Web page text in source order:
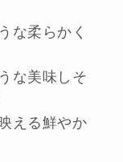
な柔らかく
な美味しそ
える鮮やか